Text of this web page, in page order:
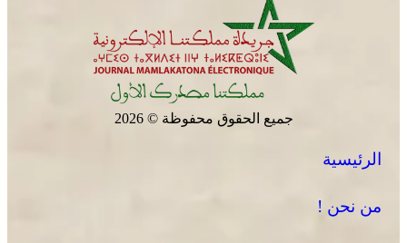
جميع الحقوق محفوظة © 2026
الرئيسية
من نحن !